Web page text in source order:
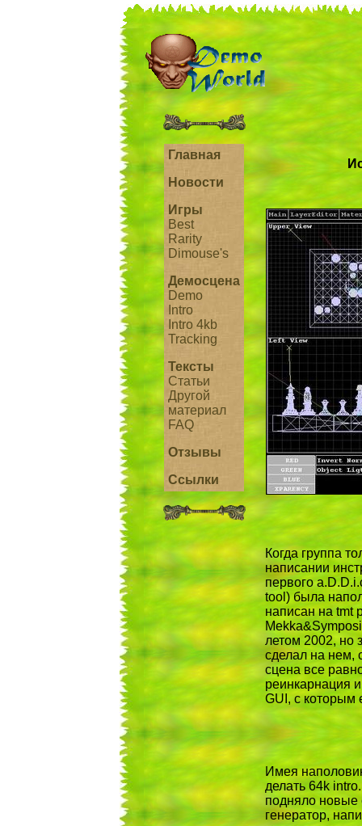
Главная
Новости
Игры
Best
Rarity
Dimouse's
Демосцена
Demo
Intro
Intro 4kb
Tracking
Тексты
Статьи
Другой
материал
FAQ
Отзывы
Ссылки
Когда группа
написании
первого
tool) была
написан на tmt
летом 2002, но
сделал на нем,
сцена все
реинкарнация
GUI, с которым
Имея
делать 64k
подняло новые
генератор,